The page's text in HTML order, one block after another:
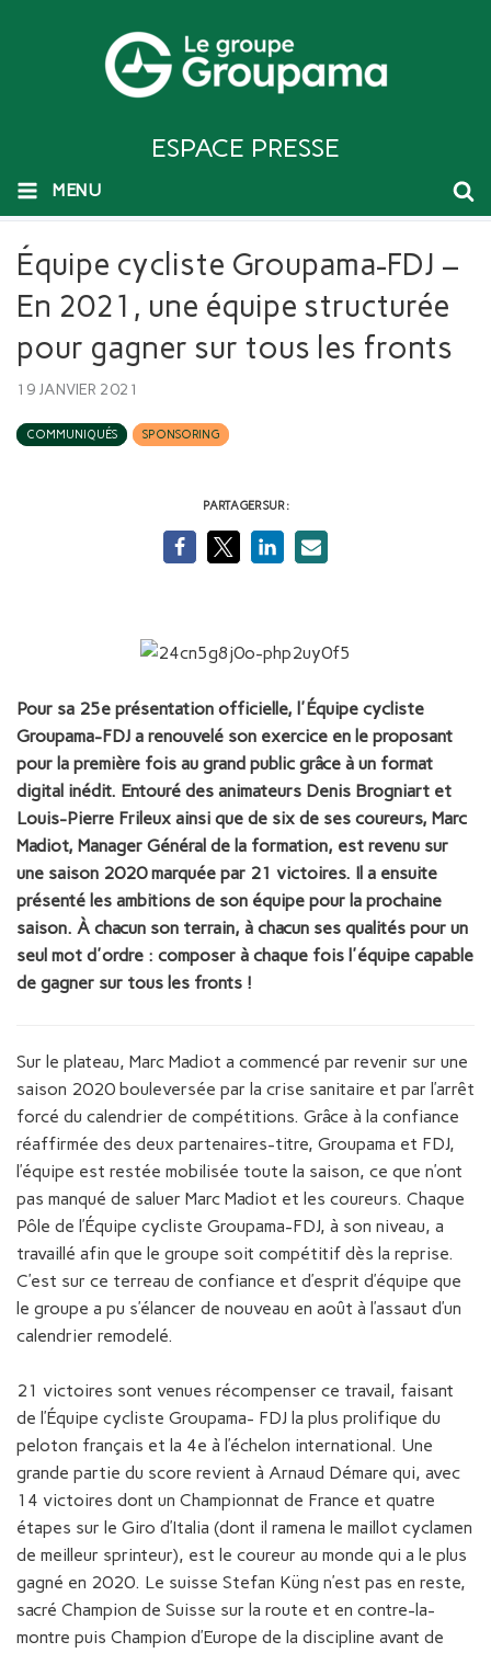
ESPACE PRESSE
MENU
Équipe cycliste Groupama-FDJ –
En 2021, une équipe structurée
pour gagner sur tous les fronts
19 JANVIER 2021
COMMUNIQUÉS SPONSORING
PARTAGER SUR :
Pour sa 25e présentation officielle, l'Équipe cycliste
Groupama-FDJ a renouvelé son exercice en le proposant
pour la première fois au grand public grâce à un format
digital inédit. Entouré des animateurs Denis Brogniart et
Louis-Pierre Frileux ainsi que de six de ses coureurs, Marc
Madiot, Manager Général de la formation, est revenu sur
une saison 2020 marquée par 21 victoires. Il a ensuite
présenté les ambitions de son équipe pour la prochaine
saison. À chacun son terrain, à chacun ses qualités pour un
seul mot d'ordre : composer à chaque fois l'équipe capable
de gagner sur tous les fronts !
Sur le plateau, Marc Madiot a commencé par revenir sur une
saison 2020 bouleversée par la crise sanitaire et par l’arrêt
forcé du calendrier de compétitions. Grâce à la confiance
réaffirmée des deux partenaires-titre, Groupama et FDJ,
l’équipe est restée mobilisée toute la saison, ce que n’ont
pas manqué de saluer Marc Madiot et les coureurs. Chaque
Pôle de l’Équipe cycliste Groupama-FDJ, à son niveau, a
travaillé afin que le groupe soit compétitif dès la reprise.
C’est sur ce terreau de confiance et d’esprit d’équipe que
le groupe a pu s’élancer de nouveau en août à l’assaut d’un
calendrier remodelé.
21 victoires sont venues récompenser ce travail, faisant
de l’Équipe cycliste Groupama- FDJ la plus prolifique du
peloton français et la 4e à l’échelon international. Une
grande partie du score revient à Arnaud Démare qui, avec
14 victoires dont un Championnat de France et quatre
étapes sur le Giro d’Italia (dont il ramena le maillot cyclamen
de meilleur sprinteur), est le coureur au monde qui a le plus
gagné en 2020. Le suisse Stefan Küng n’est pas en reste,
sacré Champion de Suisse sur la route et en contre-la-
montre puis Champion d’Europe de la discipline avant de